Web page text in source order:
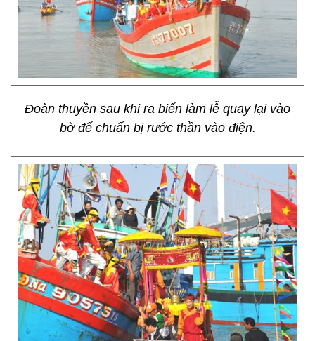
Đoàn thuyền sau khi ra biển làm lễ quay lại vào
bờ để chuẩn bị rước thần vào điện.